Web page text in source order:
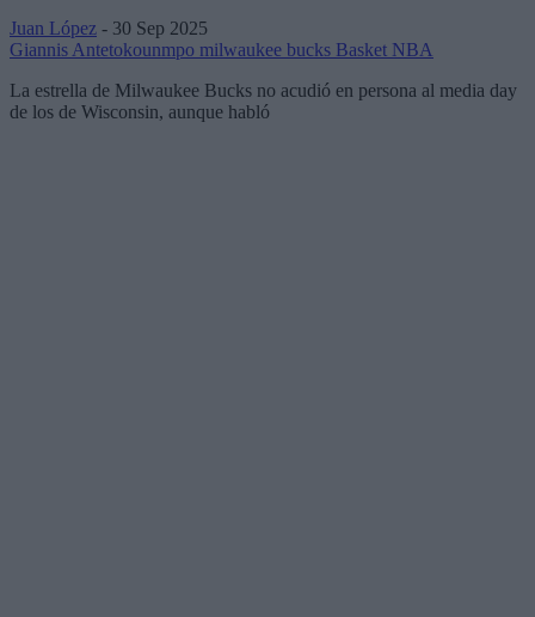
Juan López - 30 Sep 2025
Giannis Antetokounmpo milwaukee bucks Basket NBA
La estrella de Milwaukee Bucks no acudió en persona al media day
de los de Wisconsin, aunque habló